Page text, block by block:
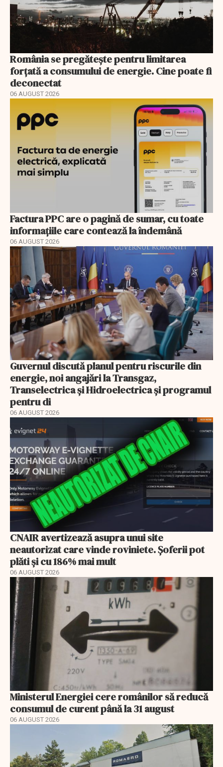
România se pregătește pentru limitarea
forțată a consumului de energie. Cine poate fi
deconectat
06 AUGUST 2026
Factura PPC are o pagină de sumar, cu toate
informațiile care contează la îndemână
06 AUGUST 2026
Guvernul discută planul pentru riscurile din
energie, noi angajări la Transgaz,
Transelectrica și Hidroelectrica și programul
pentru di
06 AUGUST 2026
CNAIR avertizează asupra unui site
neautorizat care vinde roviniete. Șoferii pot
plăti și cu 186% mai mult
06 AUGUST 2026
Ministerul Energiei cere românilor să reducă
consumul de curent până la 31 august
06 AUGUST 2026